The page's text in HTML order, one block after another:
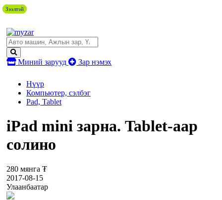
Миний зарууд Зар нэмэх
Нүүр
Компьютер, сэлбэг
Pad, Tablet
iPad mini зарна. Tablet-аар
солино
280 мянга ₮
2017-08-15
Улаанбаатар
Зээлтэй
Зээлтэй
Зээлтэй
Зээлтэй
Зээлтэй